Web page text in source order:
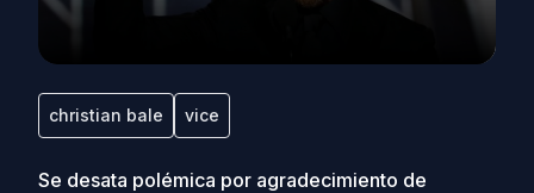
christian bale vice
Se desata polémica por agradecimiento de